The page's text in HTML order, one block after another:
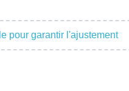
pour garantir l'ajustement